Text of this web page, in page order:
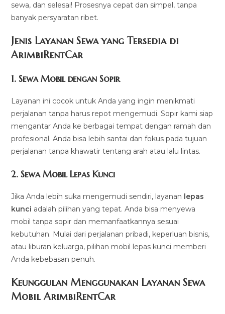
sewa, dan selesai! Prosesnya cepat dan simpel, tanpa
banyak persyaratan ribet.
Jenis Layanan Sewa yang Tersedia di
ArimbiRentCar
1.Sewa Mobil dengan Sopir
Layanan ini cocok untuk Anda yang ingin menikmati
perjalanan tanpa harus repot mengemudi. Sopir kami siap
mengantar Anda ke berbagai tempat dengan ramah dan
profesional. Anda bisa lebih santai dan fokus pada tujuan
perjalanan tanpa khawatir tentang arah atau lalu lintas.
2.Sewa Mobil Lepas Kunci
Jika Anda lebih suka mengemudi sendiri, layanan lepas
kunci adalah pilihan yang tepat. Anda bisa menyewa
mobil tanpa sopir dan memanfaatkannya sesuai
kebutuhan. Mulai dari perjalanan pribadi, keperluan bisnis,
atau liburan keluarga, pilihan mobil lepas kunci memberi
Anda kebebasan penuh.
Keunggulan Menggunakan Layanan Sewa
Mobil ArimbiRentCar